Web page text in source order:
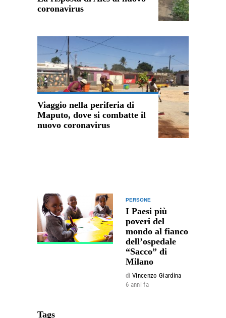
coronavirus
Viaggio nella periferia di
Maputo, dove si combatte il
nuovo coronavirus
PERSONE
I Paesi più
poveri del
mondo al fianco
dell’ospedale
“Sacco” di
Milano
di Vincenzo Giardina
6 anni fa
Tags